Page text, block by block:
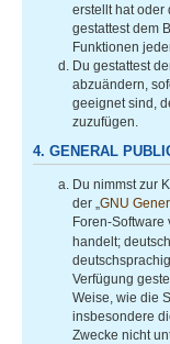
erstellt hat oder
gestattest dem
Funktionen
Du gestattest
abzuändern,
geeignet sind,
zuzufügen.
4. GENERAL
Du nimmst zur
der „GNU
Foren-Software
handelt;
Verfügung
Weise, wie die
insbesondere
Zwecke nicht